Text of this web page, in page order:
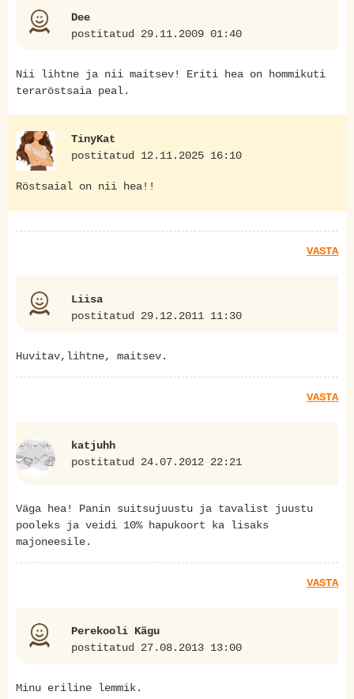
Dee
postitatud 29.11.2009 01:40
Nii lihtne ja nii maitsev! Eriti hea on hommikuti
teraröstsaia peal.
TinyKat
postitatud 12.11.2025 16:10
Röstsaial on nii hea!!
VASTA
Liisa
postitatud 29.12.2011 11:30
Huvitav,lihtne, maitsev.
VASTA
katjuhh
postitatud 24.07.2012 22:21
Väga hea! Panin suitsujuustu ja tavalist juustu
pooleks ja veidi 10% hapukoort ka lisaks
majoneesile.
VASTA
Perekooli Kägu
postitatud 27.08.2013 13:00
Minu eriline lemmik.